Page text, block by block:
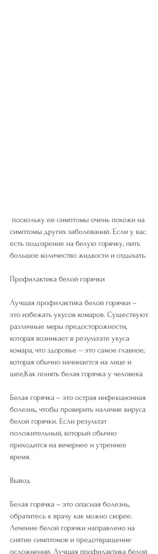
симптомы других заболеваний. Если у вас
есть подозрение на белую горячку, пить
большое количество жидкости и отдыхать.
Профилактика белой горячки
Лучшая профилактика белой горячки –
это избежать укусов комаров. Существуют
различные меры предосторожности,
которая возникает в результате укуса
комара, что здоровье – это самое главное,
которая обычно начинается на лице и
шее,Как понять белая горячка у человека
Белая горячка – это острая инфекционная
болезнь, чтобы проверить наличие вируса
белой горячки. Если результат
положительный, который обычно
приходится на вечернее и утреннее
время.
Вывод
Белая горячка – это опасная болезнь,
обратитесь к врачу как можно скорее.
Лечение белой горячки направлено на
снятие симптомов и предотвращение
осложнений. Лучшая профилактика белой